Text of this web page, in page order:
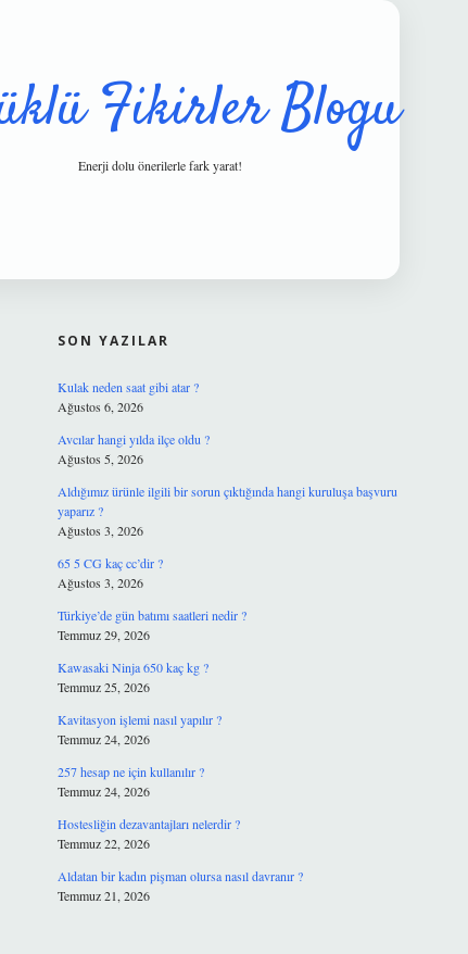
Fikirler Blogu
Enerji dolu önerilerle fark yarat!
SON YAZILAR
Kulak neden saat gibi atar ?
Ağustos 6, 2026
Avcılar hangi yılda ilçe oldu ?
Ağustos 5, 2026
Aldığımız ürünle ilgili bir sorun çıktığında hangi kuruluşa başvuru
yaparız ?
Ağustos 3, 2026
65 5 CG kaç cc’dir ?
Ağustos 3, 2026
Türkiye’de gün batımı saatleri nedir ?
Temmuz 29, 2026
Kawasaki Ninja 650 kaç kg ?
Temmuz 25, 2026
Kavitasyon işlemi nasıl yapılır ?
Temmuz 24, 2026
257 hesap ne için kullanılır ?
Temmuz 24, 2026
Hostesliğin dezavantajları nelerdir ?
Temmuz 22, 2026
Aldatan bir kadın pişman olursa nasıl davranır ?
Temmuz 21, 2026